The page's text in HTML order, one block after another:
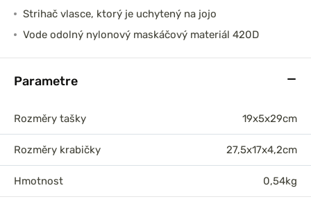
Strihač vlasce, ktorý je uchytený na jojo
Vode odolný nylonový maskáčový materiál 420D
Parametre
Rozměry tašky 19x5x29cm
Rozměry krabičky 27,5x17x4,2cm
Hmotnost 0,54kg